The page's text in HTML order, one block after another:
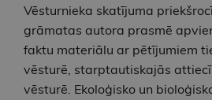
Vēsturnieka skatījuma
grāmatas autora prasmē
faktu materiālu ar pētījumiem
vēsturē, starptautiskajās
vēsturē. Ekoloģisko un